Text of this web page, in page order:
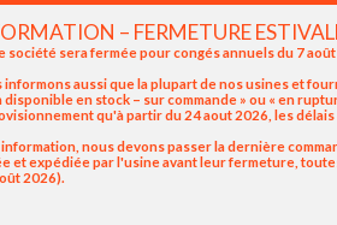
– FERMETURE
société sera fermée pour congés annuels du 7
informons aussi que la plupart de nos usines et
disponible en stock – sur commande » ou « en
qu'à partir du 24 aout 2026, les
nous devons passer la dernière
et expédiée par l'usine avant leur fermeture,
2026).